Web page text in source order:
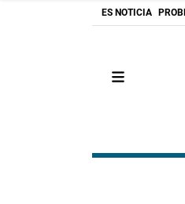
ES NOTICIA